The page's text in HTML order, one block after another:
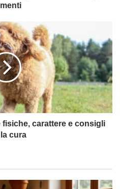
carattere e consigli
cura